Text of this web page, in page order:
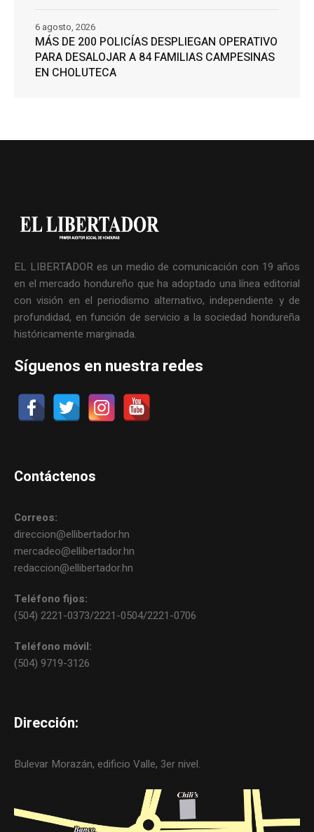
MÁS DE 200 POLICÍAS DESPLIEGAN OPERATIVO
PARA DESALOJAR A 84 FAMILIAS CAMPESINAS
EN CHOLUTECA
6 agosto, 2026
EL LIBERTADOR es un medio de comunicación con 19 años
en el mercado hondureño que ha adoptado una línea editorial
con visión en el periodismo alternativo, independiente y de
profundidad, en función de servicio a la sociedad hondureña
históricamente marginada.
Síguenos en nuestra redes
Contáctenos
Correos:
direccion@ellibertador.hn
mercadeo@ellibertador.hn
redaccion@ellibertador.hn
Teléfono fijos:
(504) 2221-0373/2221-0504/2221-0706
Teléfono móvil:
(504) 9719-3126
Dirección:
Bulevar Morazán, edificio Valle, 3er nivel.